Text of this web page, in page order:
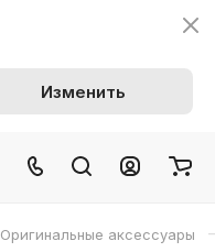
Изменить
Оригинальные аксессуары